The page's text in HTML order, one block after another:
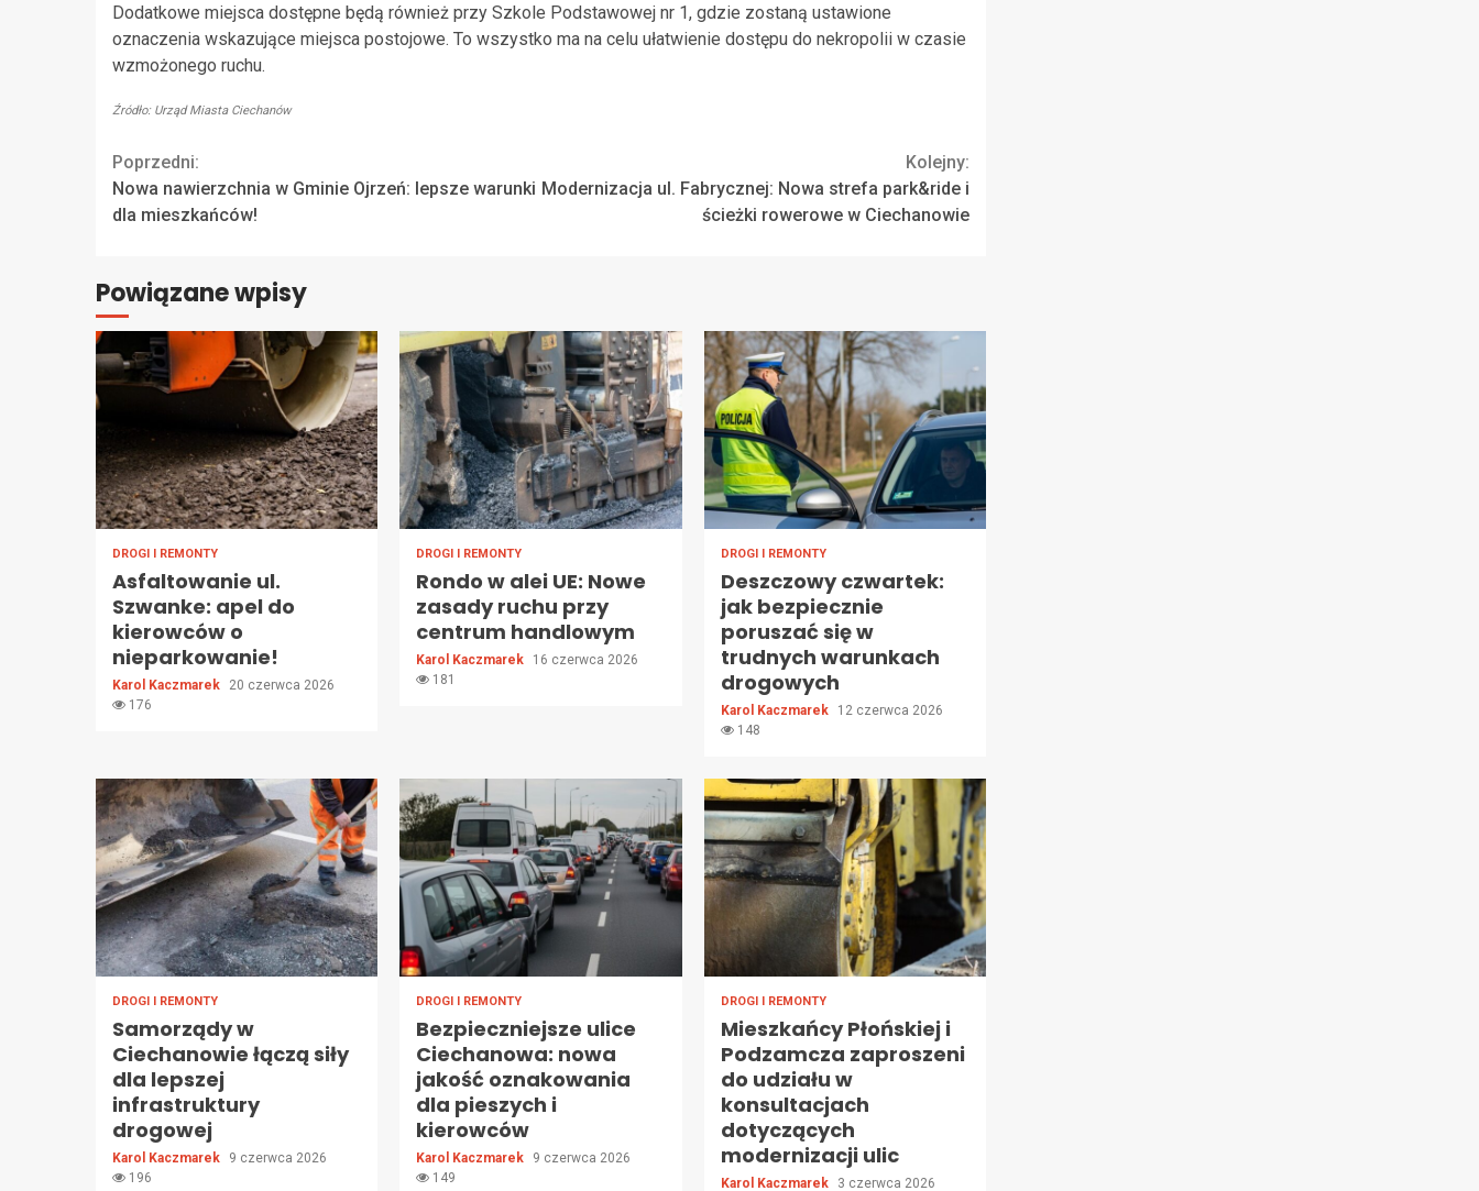
Dodatkowe miejsca dostępne będą również przy Szkole Podstawowej nr 1, gdzie zostaną ustawione
oznaczenia wskazujące miejsca postojowe. To wszystko ma na celu ułatwienie dostępu do nekropolii w czasie
wzmożonego ruchu.
Źródło: Urząd Miasta Ciechanów
Continue
Reading
Poprzedni:
Nowa nawierzchnia w Gminie Ojrzeń: lepsze warunki
dla mieszkańców!
Kolejny:
Modernizacja ul. Fabrycznej: Nowa strefa park&ride i
ścieżki rowerowe w Ciechanowie
Powiązane wpisy
DROGI I REMONTY
Asfaltowanie ul.
Szwanke: apel do
kierowców o
nieparkowanie!
Karol Kaczmarek
20 czerwca 2026
176
DROGI I REMONTY
Rondo w alei UE: Nowe
zasady ruchu przy
centrum handlowym
Karol Kaczmarek
16 czerwca 2026
181
DROGI I REMONTY
Deszczowy czwartek:
jak bezpiecznie
poruszać się w
trudnych warunkach
drogowych
Karol Kaczmarek
12 czerwca 2026
148
DROGI I REMONTY
Samorządy w
Ciechanowie łączą siły
dla lepszej
infrastruktury
drogowej
Karol Kaczmarek
9 czerwca 2026
196
DROGI I REMONTY
Bezpieczniejsze ulice
Ciechanowa: nowa
jakość oznakowania
dla pieszych i
kierowców
Karol Kaczmarek
9 czerwca 2026
149
DROGI I REMONTY
Mieszkańcy Płońskiej i
Podzamcza zaproszeni
do udziału w
konsultacjach
dotyczących
modernizacji ulic
Karol Kaczmarek 3 czerwca 2026